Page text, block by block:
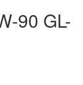
90 GL-